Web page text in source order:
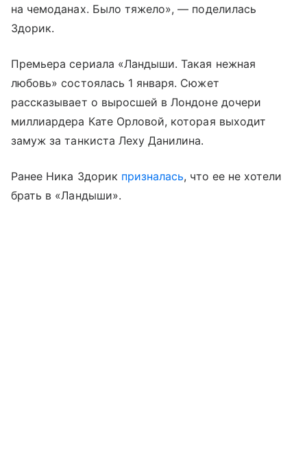
на чемоданах. Было тяжело», — поделилась
Здорик.
Премьера сериала «Ландыши. Такая нежная
любовь» состоялась 1 января. Сюжет
рассказывает о выросшей в Лондоне дочери
миллиардера Кате Орловой, которая выходит
замуж за танкиста Леху Данилина.
Ранее Ника Здорик призналась, что ее не хотели
брать в «Ландыши».